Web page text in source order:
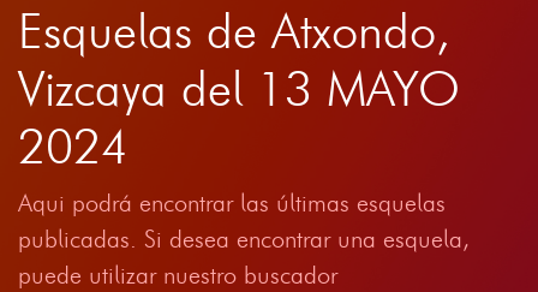
Esquelas de Atxondo,
Vizcaya del 13 MAYO
2024
Aqui podrá encontrar las últimas esquelas
publicadas. Si desea encontrar una esquela,
puede utilizar nuestro buscador